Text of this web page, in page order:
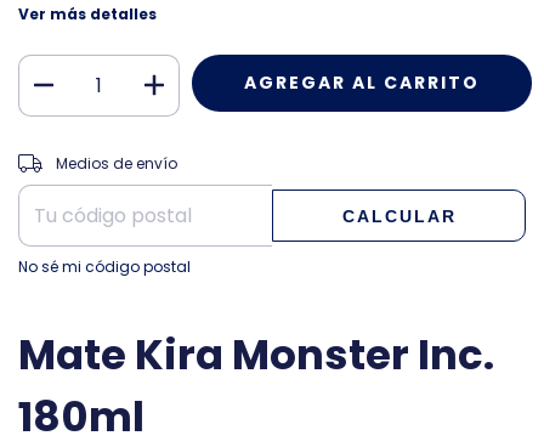
Ver más detalles
Entregas para el CP:
Medios de envío
CALCULAR
No sé mi código postal
Mate Kira Monster Inc.
180ml